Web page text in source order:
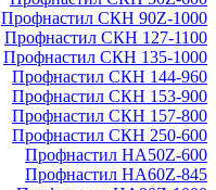
Профнастил СКН 90Z-1000
Профнастил СКН 127-1100
Профнастил СКН 135-1000
Профнастил СКН 144-960
Профнастил СКН 153-900
Профнастил СКН 157-800
Профнастил СКН 250-600
Профнастил НА50Z-600
Профнастил НА60Z-845